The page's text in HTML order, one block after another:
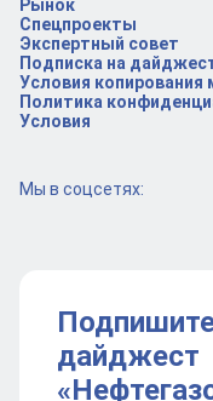
Рынок
Спецпроекты
Экспертный совет
Подписка на
Условия копирования
Политика
Условия
Мы в соцсетях:
дайджест